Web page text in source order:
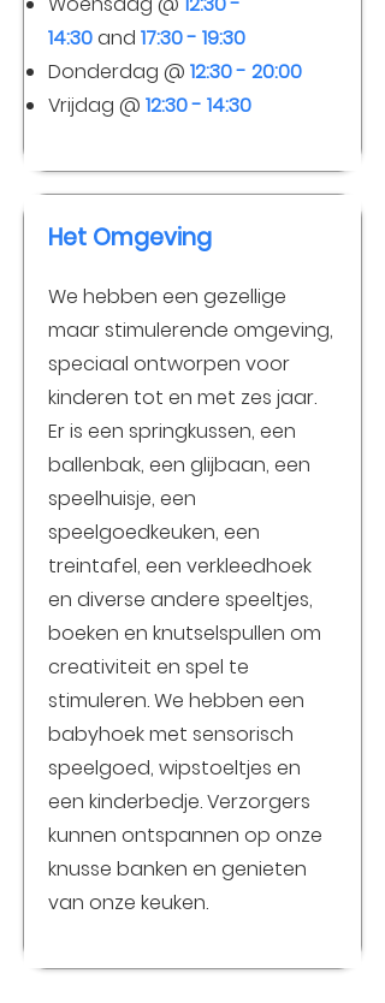
14:30and 17:30 - 19:30
Donderdag @ 12:30 - 20:00
Vrijdag @ 12:30 - 14:30
Het Omgeving
We hebben een gezellige
maar stimulerende omgeving,
speciaal ontworpen voor
kinderen tot en met zes jaar.
Er is een springkussen, een
ballenbak, een glijbaan, een
speelhuisje, een
speelgoedkeuken, een
treintafel, een verkleedhoek
en diverse andere speeltjes,
boeken en knutselspullen om
creativiteit en spel te
stimuleren. We hebben een
babyhoek met sensorisch
speelgoed, wipstoeltjes en
een kinderbedje. Verzorgers
kunnen ontspannen op onze
knusse banken en genieten
van onze keuken.